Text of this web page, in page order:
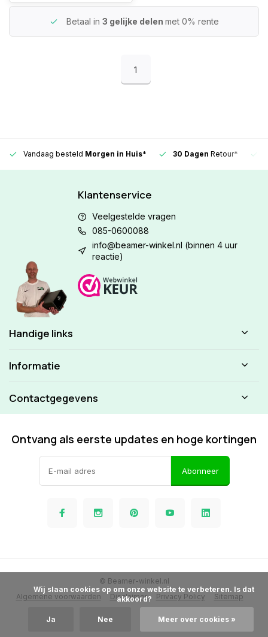
Betaal in 3 gelijke delen met 0% rente
1
Vandaag besteld Morgen in Huis* 30 Dagen Retour*
Klantenservice
Veelgestelde vragen
085-0600088
info@beamer-winkel.nl (binnen 4 uur
reactie)
Handige links
Informatie
Contactgegevens
Ontvang als eerste updates en hoge kortingen
Abonneer
Algemene voorwaarden Disclaimer Privacy Policy Sitemap
© Beamer-winkel.nl
akkoord?
Ja Nee Meer over cookies »